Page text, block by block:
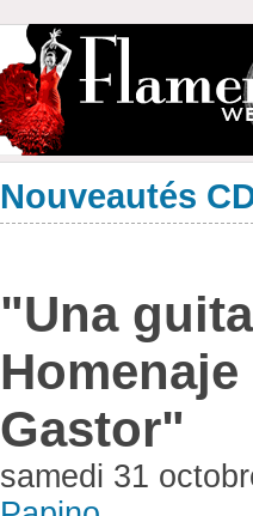
Nouveautés
"Una
Gastor"
samedi 31